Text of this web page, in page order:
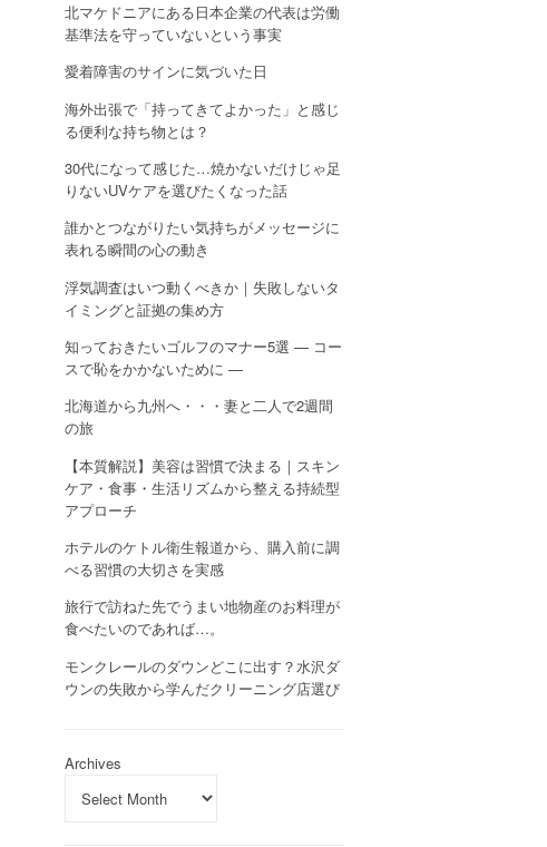
北マケドニアにある日本企業の代表は労働
基準法を守っていないという事実
愛着障害のサインに気づいた日
海外出張で「持ってきてよかった」と感じ
る便利な持ち物とは？
30代になって感じた…焼かないだけじゃ足
りないUVケアを選びたくなった話
誰かとつながりたい気持ちがメッセージに
表れる瞬間の心の動き
浮気調査はいつ動くべきか｜失敗しないタ
イミングと証拠の集め方
知っておきたいゴルフのマナー5選 — コー
スで恥をかかないために —
北海道から九州へ・・・妻と二人で2週間
の旅
【本質解説】美容は習慣で決まる｜スキン
ケア・食事・生活リズムから整える持続型
アプローチ
ホテルのケトル衛生報道から、購入前に調
べる習慣の大切さを実感
旅行で訪ねた先でうまい地物産のお料理が
食べたいのであれば…。
モンクレールのダウンどこに出す？水沢ダ
ウンの失敗から学んだクリーニング店選び
Archives